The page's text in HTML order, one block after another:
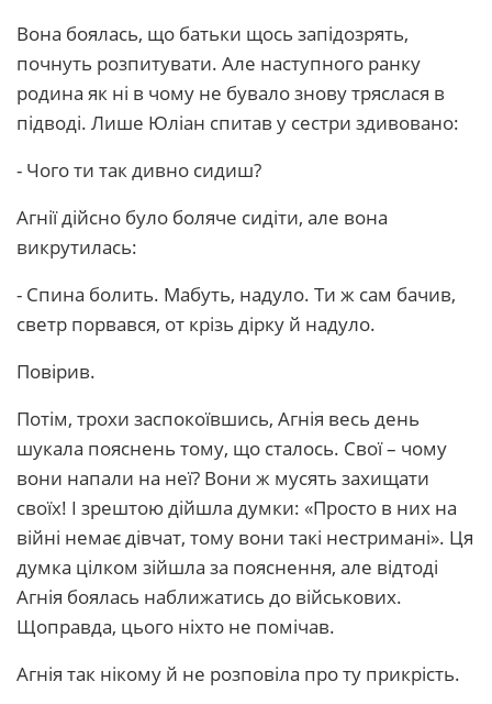
Вона боялась, що батьки щось запідозрять,
почнуть розпитувати. Але наступного ранку
родина як ні в чому не бувало знову тряслася в
підводі. Лише Юліан спитав у сестри здивовано:
- Чого ти так дивно сидиш?
Агнії дійсно було боляче сидіти, але вона
викрутилась:
- Спина болить. Мабуть, надуло. Ти ж сам бачив,
светр порвався, от крізь дірку й надуло.
Повірив.
Потім, трохи заспокоївшись, Агнія весь день
шукала пояснень тому, що сталось. Свої – чому
вони напали на неї? Вони ж мусять захищати
своїх! І зрештою дійшла думки: «Просто в них на
війні немає дівчат, тому вони такі нестримані». Ця
думка цілком зійшла за пояснення, але відтоді
Агнія боялась наближатись до військових.
Щоправда, цього ніхто не помічав.
Агнія так нікому й не розповіла про ту прикрість.